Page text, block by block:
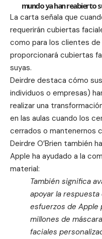
mundo ya han reabierto
La carta señala que
requerirán cubiertas
como para los clientes de
proporcionará cubiertas
suyas.
Deirdre destaca cómo
individuos o empresas)
realizar una
en las aulas cuando los
cerrados o mantenernos
Deirdre O’Brien también
Apple ha ayudado a la
material:
También significa
apoyar la
esfuerzos de Apple
millones de
faciales